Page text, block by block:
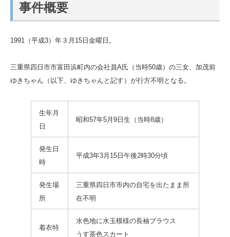
事件概要
1991（平成3）年３月15日金曜日。
三重県四日市市富田浜町内の会社員A氏（当時50歳）の三女、加茂前
ゆきちゃん（以下、ゆきちゃんと記す）が行方不明となる。
生年月
日
昭和57年5月9日生（当時8歳）
発生日
時
平成3年3月15日午後2時30分頃
発生場
所
三重県四日市市内の自宅を出たまま所
在不明
着衣特
水色地に水玉模様の長袖ブラウス
うす茶色スカート